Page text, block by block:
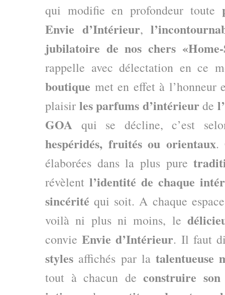
qui modifie en profondeur toute
Envie d’Intérieur,
jubilatoire de nos chers «Home-
rappelle avec délectation en ce
boutique met en effet à l’honneur
plaisir les parfums d’intérieurde
GOA qui se décline, c’est
hespéridés, fruités ou orientaux.
élaborées dans la plus pure
révèlent l’identité de chaque
sincérité qui soit. A chaque
voilà ni plus ni moins, le
convieEnvie d’Intérieur. Il faut
styles affichés par la talentueuse
tout à chacun de construire